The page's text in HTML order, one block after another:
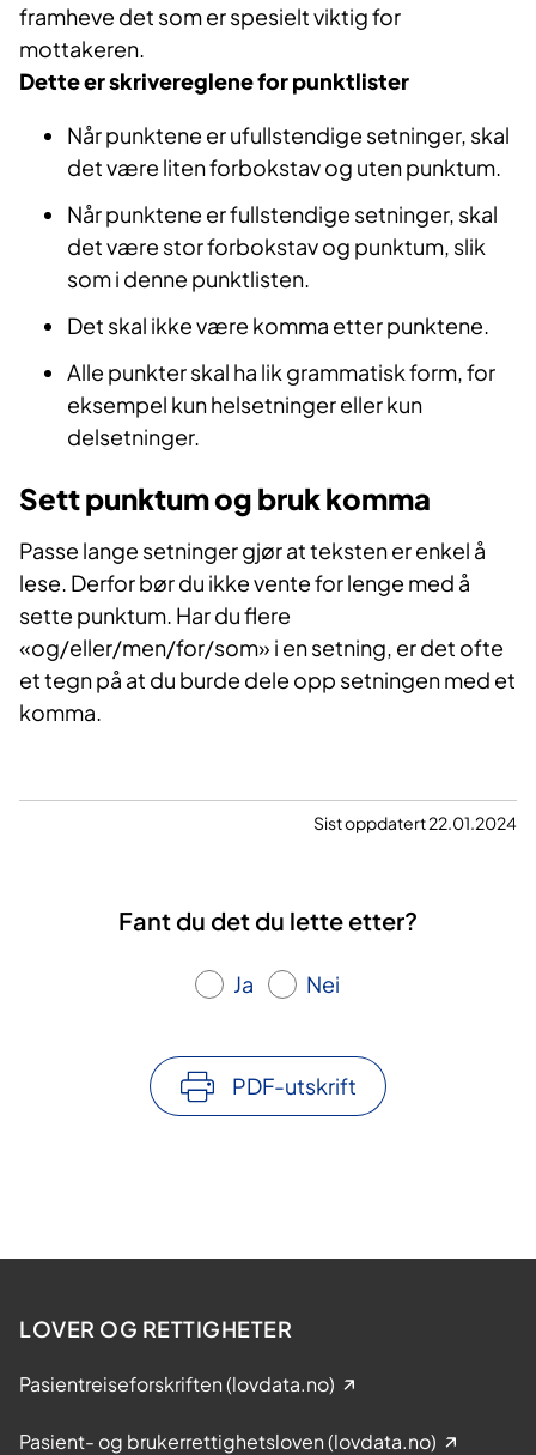
framheve det som er spesielt viktig for
mottakeren.
Dette er skrivereglene for punktlister
Når punktene er ufullstendige setninger, skal
det være liten forbokstav og uten punktum.
Når punktene er fullstendige setninger, skal
det være stor forbokstav og punktum, slik
som i denne punktlisten.
Det skal ikke være komma etter punktene.
Alle punkter skal ha lik grammatisk form, for
eksempel kun helsetninger eller kun
delsetninger.
Sett punktum og bruk komma
Passe lange setninger gjør at teksten er enkel å
lese. Derfor bør du ikke vente for lenge med å
sette punktum. Har du flere
«og/eller/men/for/som» i en setning, er det ofte
et tegn på at du burde dele opp setningen med et
komma.
Sist oppdatert 22.01.2024
Fant du det du lette etter?
Ja Nei
PDF-utskrift
LOVER OG RETTIGHETER
Pasientreiseforskriften (lovdata.no)
Pasient- og brukerrettighetsloven (lovdata.no)